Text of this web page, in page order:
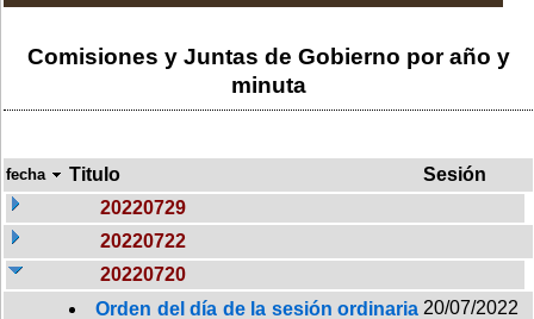
Comisiones y Juntas de Gobierno por año y
minuta
fecha Titulo
Sesión
20220729
20220722
20220720
Orden del día de la sesión ordinaria 20/07/2022